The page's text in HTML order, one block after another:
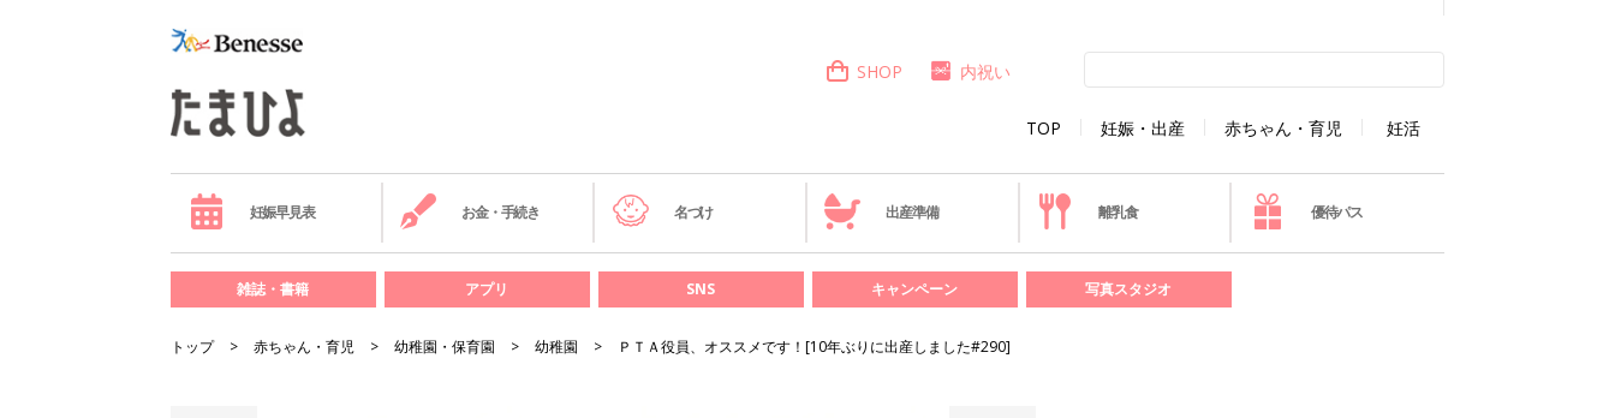
TOP 妊娠・出産 赤ちゃん・育児 妊活
SHOP 内祝い
妊娠早見表 お金・手続き 名づけ 出産準備 離乳食 優待パス
雑誌・書籍 アプリ SNS キャンペーン 写真スタジオ
トップ 赤ちゃん・育児 幼稚園・保育園 幼稚園 ＰＴＡ役員、オススメです！[10年ぶりに出産しました#290]